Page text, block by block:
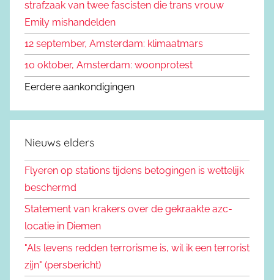
:strafzaak van twee fascisten die trans vrouw
Emily mishandelden
12 september, Amsterdam: klimaatmars
10 oktober, Amsterdam: woonprotest
Eerdere aankondigingen
Nieuws elders
Flyeren op stations tijdens betogingen is wettelijk
beschermd
Statement van krakers over de gekraakte azc-
locatie in Diemen
"Als levens redden terrorisme is, wil ik een terrorist
zijn" (persbericht)